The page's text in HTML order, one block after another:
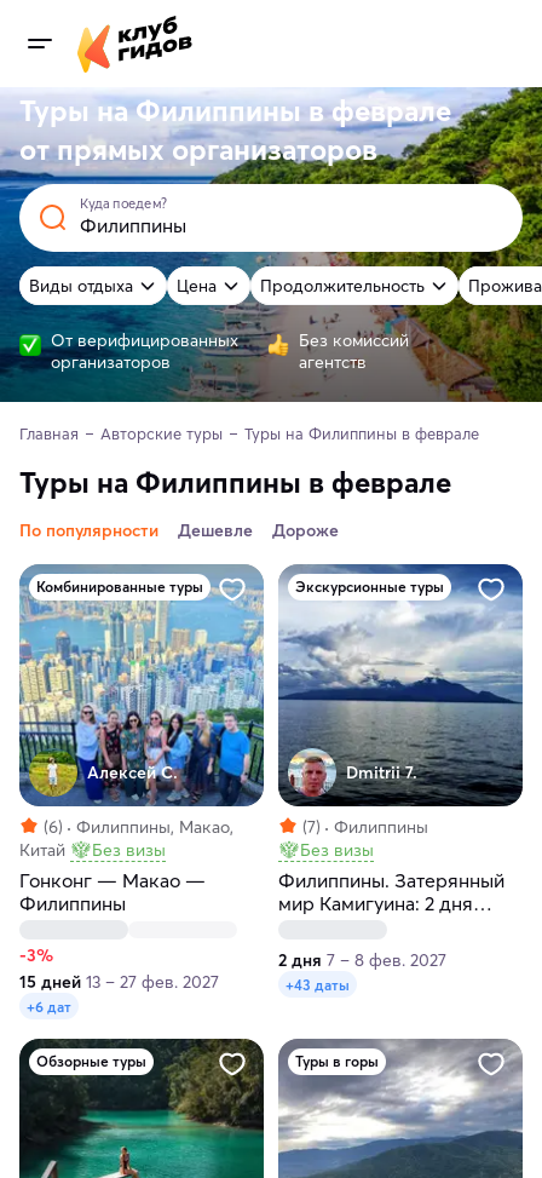
Туры на Филиппины в феврале
отпрямых организаторов
Куда поедем?
Виды отдыха Цена Продолжительность
От верифицированных
организаторов
Без комиссий
агентств
Главная Авторские туры Туры на Филиппины в феврале
Туры на Филиппины в феврале
По популярности Дешевле Дороже
Комбинированные туры
Алексей С.
(6)
Филиппины, Макао,
Китай
Без визы
Гонконг — Макао —
Филиппины
-3%
15 дней 13 – 27 фев. 2027
+6 дат
Экскурсионные туры
Dmitrii 7.
(7)
Филиппины
Без визы
Филиппины. Затерянный
мир Камигуина: 2 дня
2 дня 7 – 8 фев. 2027
+43 даты
Обзорные туры Туры в горы